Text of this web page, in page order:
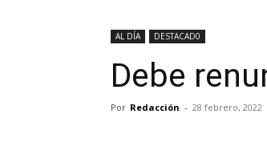
AL DÍA DESTACAD0
Debe
Por Redacción - 28 febrero, 2022